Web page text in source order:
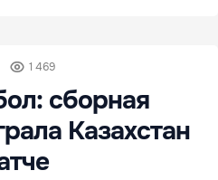
1 469
сборная
Казахстан